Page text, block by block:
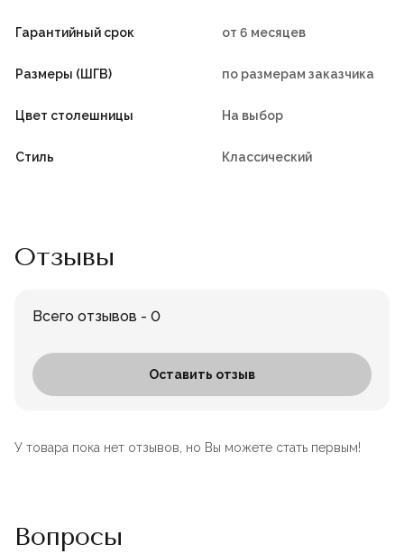
Гарантийный срок от 6 месяцев
Размеры (ШГВ) по размерам заказчика
Цвет столешницы На выбор
Стиль Классический
Отзывы
Всего отзывов - 0
Оставить отзыв
У товара пока нет отзывов, но Вы можете стать первым!
Вопросы